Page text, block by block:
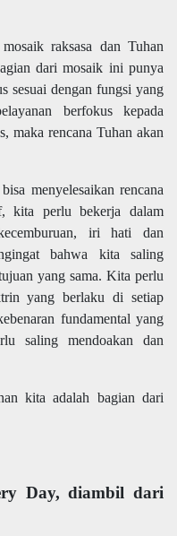
raksasa dan Tuhan
dari mosaik ini punya
sesuai dengan fungsi yang
berfokus kepada
maka rencana Tuhan akan
menyelesaikan rencana
kita perlu bekerja dalam
iri hati dan
bahwa kita saling
yang sama. Kita perlu
yang berlaku di setiap
fundamental yang
saling mendoakan dan
kita adalah bagian dari
Day, diambil dari